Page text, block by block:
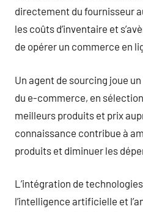
directement du fournisseur
les coûts d’inventaire et
de opérer un commerce en
Un agent de sourcing joue
du e-commerce, en
meilleurs produits et prix
connaissance contribue à
produits et diminuer les
L’intégration de
l’intelligence artificielle et